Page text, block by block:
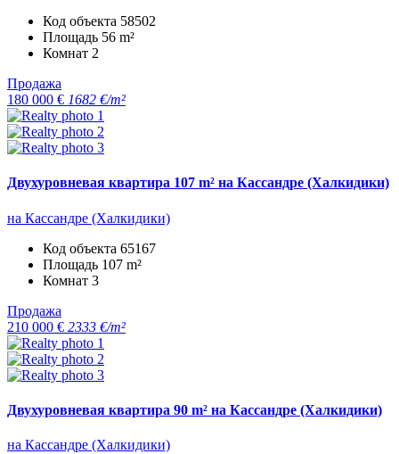
Код объекта 58502
Площадь 56 m²
Комнат 2
Продажа
180 000 € 1682 €/m²
Двухуровневая квартира 107 m² на Кассандре (Халкидики)
на Кассандре (Халкидики)
Код объекта 65167
Площадь 107 m²
Комнат 3
Продажа
210 000 € 2333 €/m²
Двухуровневая квартира 90 m² на Кассандре (Халкидики)
на Кассандре (Халкидики)